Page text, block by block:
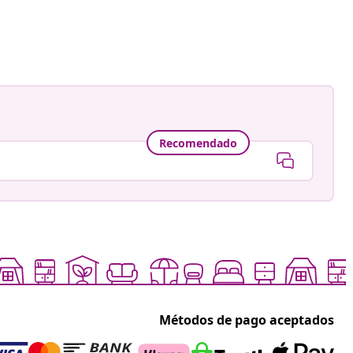
Recomendado
Métodos de pago aceptados